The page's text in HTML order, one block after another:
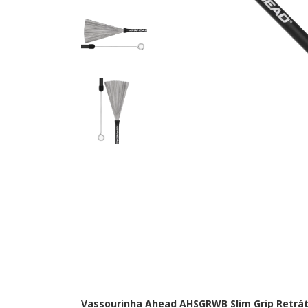
Vassourinha Ahead AHSGRWB Slim Grip